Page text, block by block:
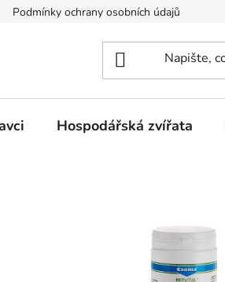
Podmínky ochrany osobních údajů
Hospodářská zvířata